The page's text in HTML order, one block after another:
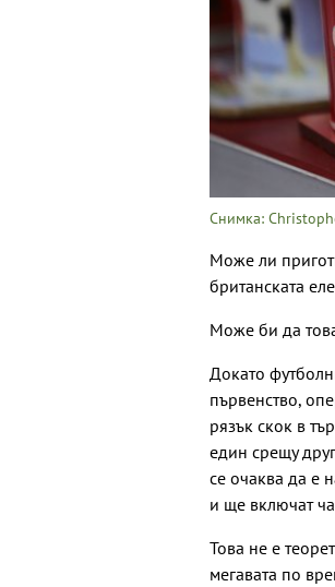
Снимка:
Може ли
британската
Може би да
Докато
първенство,
рязък скок в
един срещу
се очаква да е
и ще включат
Това не е
мегавата по